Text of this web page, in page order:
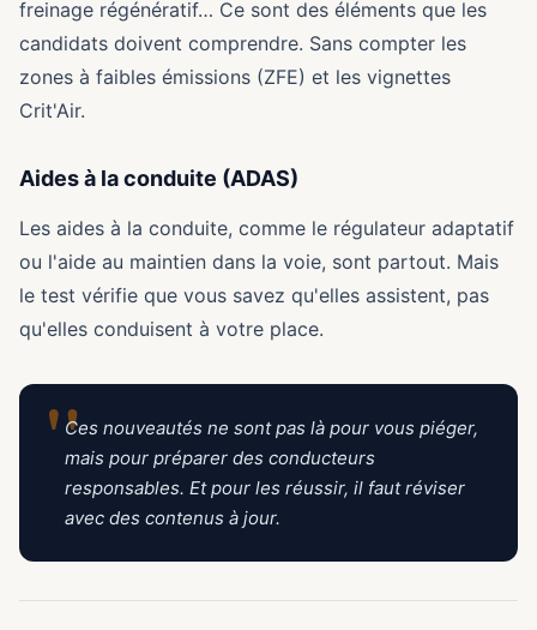
freinage régénératif… Ce sont des éléments que les
candidats doivent comprendre. Sans compter les
zones à faibles émissions (ZFE) et les vignettes
Crit'Air.
Aides à la conduite (ADAS)
Les aides à la conduite, comme le régulateur adaptatif
ou l'aide au maintien dans la voie, sont partout. Mais
le test vérifie que vous savez qu'elles assistent, pas
qu'elles conduisent à votre place.
"Ces nouveautés ne sont pas là pour vous piéger,
mais pour préparer des conducteurs
responsables. Et pour les réussir, il faut réviser
avec des contenus à jour.